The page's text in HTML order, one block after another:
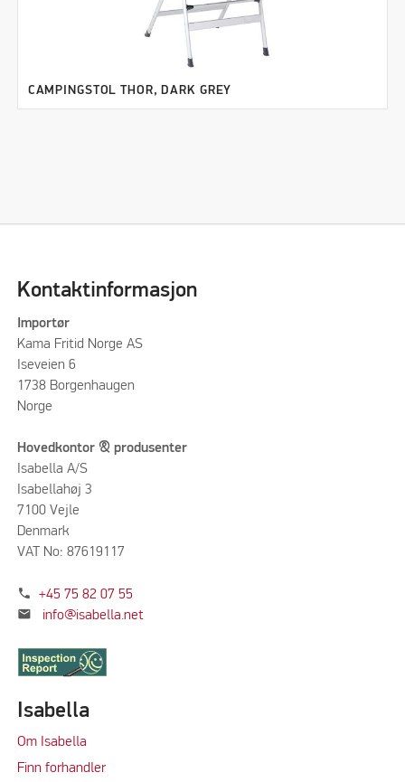
CAMPINGSTOL THOR, DARK GREY
Kontaktinformasjon
Importør
Kama Fritid Norge AS
Iseveien 6
1738 Borgenhaugen
Norge
Hovedkontor & produsenter
Isabella A/S
Isabellahøj 3
7100 Vejle
Denmark
VAT No: 87619117
phone +45 75 82 07 55
mail info@isabella.net
Isabella
Om Isabella
Finn forhandler